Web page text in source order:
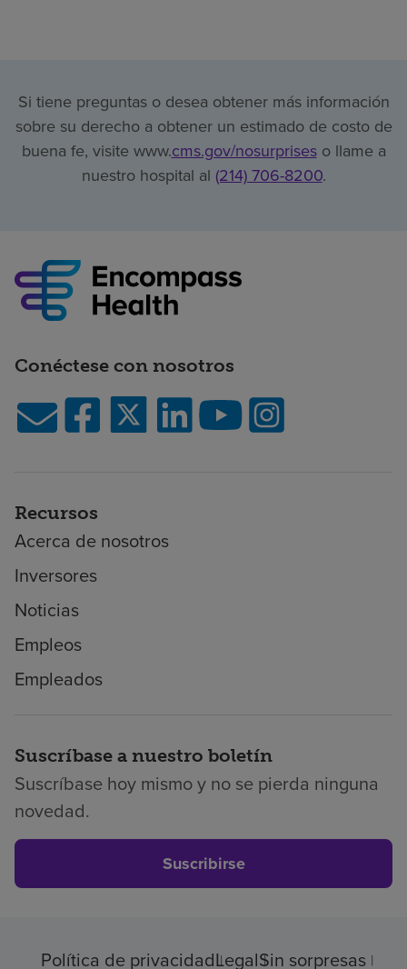
Si tiene preguntas o desea obtener más información
sobre su derecho a obtener un estimado de costo de
buena fe, visite www.cms.gov/nosurpriseso llame a
nuestro hospital al (214) 706-8200.
Conéctese con nosotros
Recursos
Acerca de nosotros
Inversores
Noticias
Empleos
Empleados
Suscríbase a nuestro boletín
Suscríbase hoy mismo y no se pierda ninguna
novedad.
Suscribirse
Política de privacidadLegalSin sorpresas